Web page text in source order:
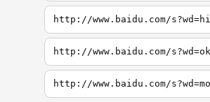
http://www.baidu.com/s?wd=hi
http://www.baidu.com/s?wd=ok
http://www.baidu.com/s?wd=mo